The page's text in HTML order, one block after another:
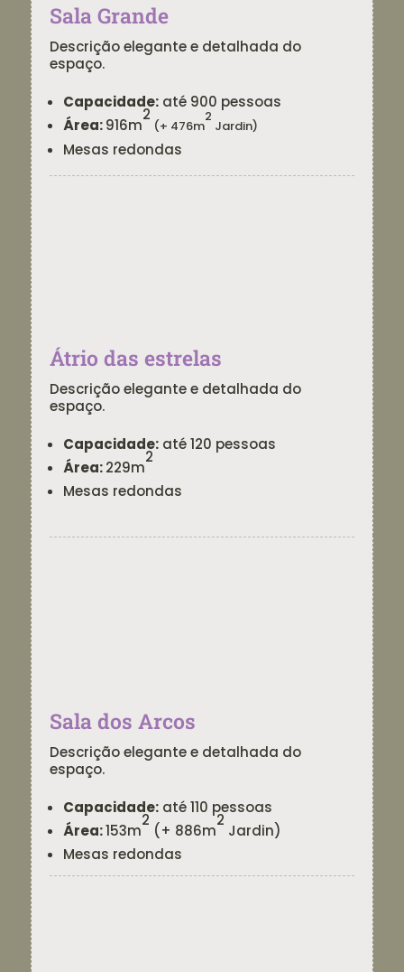
Sala Grande
Descrição elegante e detalhada do
espaço.
Capacidade: até 900 pessoas
Área:916m
2
(+ 476m
2
Jardin)
Mesas redondas
Átrio das estrelas
Descrição elegante e detalhada do
espaço.
Capacidade: até 120 pessoas
Área:229m
2
Mesas redondas
Sala dos Arcos
Descrição elegante e detalhada do
espaço.
Capacidade: até 110 pessoas
Área:153m
2
(+ 886m
2
Jardin)
Mesas redondas